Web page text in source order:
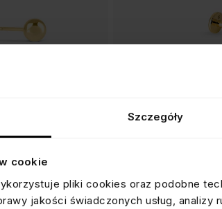
Szczegóły
cookie
pliki cookies oraz podobne
jakości świadczonych usług,
srebrny pozłacany